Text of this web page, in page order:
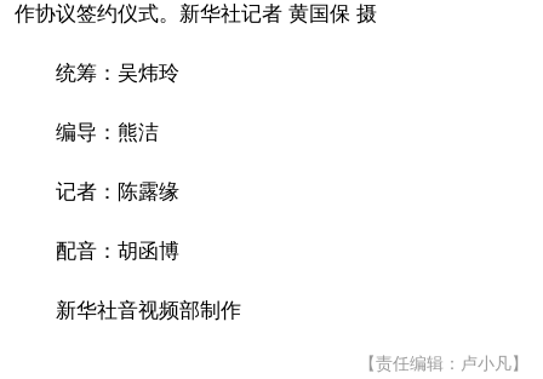
作协议签约仪式。新华社记者 黄国保 摄
统筹：吴炜玲
编导：熊洁
记者：陈露缘
配音：胡函博
新华社音视频部制作
【责任编辑：卢小凡】